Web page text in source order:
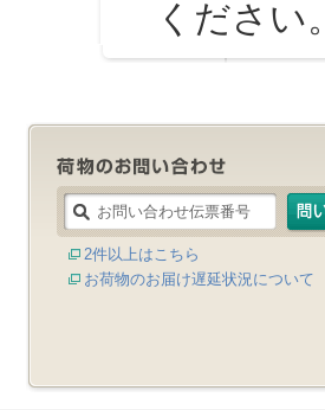
ください。
2件以上はこちら
お荷物のお届け遅延状況について